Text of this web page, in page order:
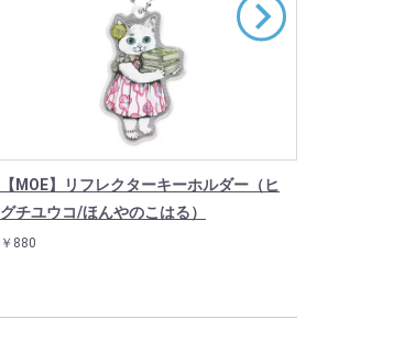
【MOE】リフレクターキーホルダー（ヒ
グチユウコ/ほんやのこはる）
￥880